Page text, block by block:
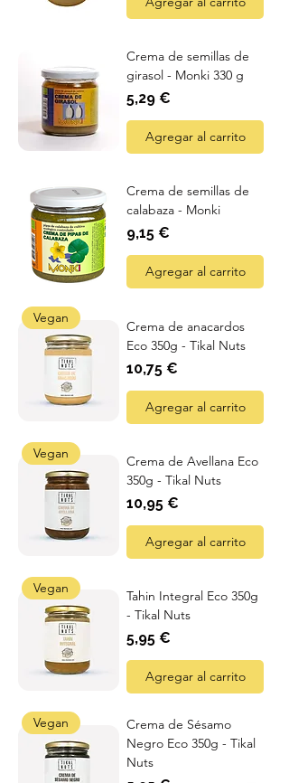
Crema de semillas de
girasol - Monki 330 g
Precio
5,29 €
Agregar al carrito
Crema de semillas de
calabaza - Monki
Precio
9,15 €
Agregar al carrito
Vegan
Crema de anacardos
Eco 350g - Tikal Nuts
Precio
10,75 €
Agregar al carrito
Vegan
Crema de Avellana Eco
350g - Tikal Nuts
Precio
10,95 €
Agregar al carrito
Vegan
Tahin Integral Eco 350g
- Tikal Nuts
Precio
5,95 €
Agregar al carrito
Vegan
Crema de Sésamo
Negro Eco 350g - Tikal
Nuts